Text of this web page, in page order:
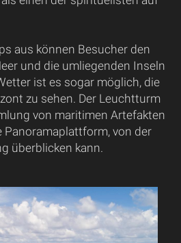
aus können Besucher den
und die umliegenden Inseln
ist es sogar möglich, die
zu sehen. Der Leuchtturm
von maritimen Artefakten
Panoramaplattform, von der
überblicken kann.